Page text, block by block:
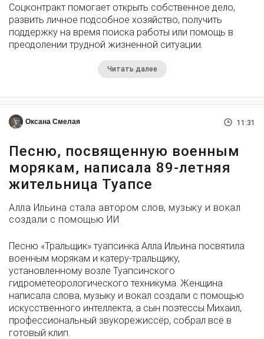
Соцконтракт помогает открыть собственное дело,
развить личное подсобное хозяйство, получить
поддержку на время поиска работы или помощь в
преодолении трудной жизненной ситуации.
Читать далее
Оксана Смелая 11:31
Песню, посвященную военным
морякам, написала 89-летняя
жительница Туапсе
Алла Ильина стала автором слов, музыку и вокал
создали с помощью ИИ
Песню «Тральщик» туапсинка Алла Ильина посвятила
военным морякам и катеру-тральщику,
установленному возле Туапсинского
гидрометеорологического техникума. Женщина
написала слова, музыку и вокал создали с помощью
искусственного интеллекта, а сын поэтессы Михаил,
профессиональный звукорежиссёр, собрал всё в
готовый клип.